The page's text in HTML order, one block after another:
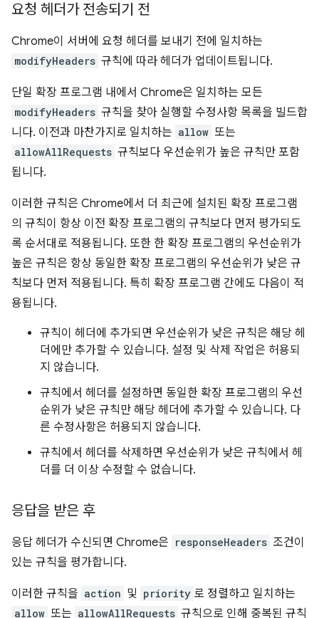
요청 헤더가 전송되기 전
Chrome이 서버에 요청 헤더를 보내기 전에 일치하는
modifyHeaders 규칙에 따라 헤더가 업데이트됩니다.
단일 확장 프로그램 내에서 Chrome은 일치하는 모든
modifyHeaders 규칙을 찾아 실행할 수정사항 목록을 빌드합
니다. 이전과 마찬가지로 일치하는 allow 또는
allowAllRequests 규칙보다 우선순위가 높은 규칙만 포함
됩니다.
이러한 규칙은 Chrome에서 더 최근에 설치된 확장 프로그램
의 규칙이 항상 이전 확장 프로그램의 규칙보다 먼저 평가되도
록 순서대로 적용됩니다. 또한 한 확장 프로그램의 우선순위가
높은 규칙은 항상 동일한 확장 프로그램의 우선순위가 낮은 규
칙보다 먼저 적용됩니다. 특히 확장 프로그램 간에도 다음이 적
용됩니다.
규칙이 헤더에 추가되면 우선순위가 낮은 규칙은 해당 헤
더에만 추가할 수 있습니다. 설정 및 삭제 작업은 허용되
지 않습니다.
규칙에서 헤더를 설정하면 동일한 확장 프로그램의 우선
순위가 낮은 규칙만 해당 헤더에 추가할 수 있습니다. 다
른 수정사항은 허용되지 않습니다.
규칙에서 헤더를 삭제하면 우선순위가 낮은 규칙에서 헤
더를 더 이상 수정할 수 없습니다.
응답을 받은 후
응답 헤더가 수신되면 Chrome은 responseHeaders 조건이
있는 규칙을 평가합니다.
이러한 규칙을 action 및 priority 로 정렬하고 일치하는
allow 또는 allowAllRequests 규칙으로 인해 중복된 규칙